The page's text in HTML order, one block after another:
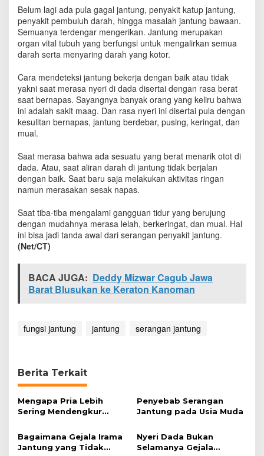
d
e
n
g
a
B
a
i
k
Belum lagi ada pula gagal jantung, penyakit katup jantung,
penyakit pembuluh darah, hingga masalah jantung bawaan.
Semuanya terdengar mengerikan. Jantung merupakan
organ vital tubuh yang berfungsi untuk mengalirkan semua
darah serta menyaring darah yang kotor.
Cara mendeteksi jantung bekerja dengan baik atau tidak
yakni saat merasa nyeri di dada disertai dengan rasa berat
saat bernapas. Sayangnya banyak orang yang keliru bahwa
ini adalah sakit maag. Dan rasa nyeri ini disertai pula dengan
kesulitan bernapas, jantung berdebar, pusing, keringat, dan
mual.
Saat merasa bahwa ada sesuatu yang berat menarik otot di
dada. Atau, saat aliran darah di jantung tidak berjalan
dengan baik. Saat baru saja melakukan aktivitas ringan
namun merasakan sesak napas.
Saat tiba-tiba mengalami gangguan tidur yang berujung
dengan mudahnya merasa lelah, berkeringat, dan mual. Hal
ini bisa jadi tanda awal dari serangan penyakit jantung.
(Net/CT)
BACA JUGA: Deddy Mizwar Cagub Jawa
Barat Blusukan ke Keraton Kanoman
fungsi jantung jantung serangan jantung
Berita Terkait
Mengapa Pria Lebih
Sering Mendengkur
Penyebab Serangan
Jantung pada Usia Muda
Bagaimana Gejala Irama
Jantung yang Tidak
Nyeri Dada Bukan
Selamanya Gejala